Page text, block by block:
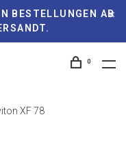
BESTELLUNGEN AB
0
XF 78